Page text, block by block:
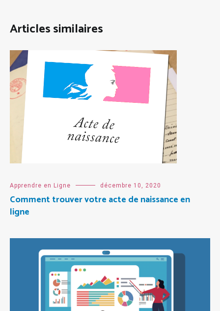
Articles similaires
Apprendre en Ligne décembre 10, 2020
Comment trouver votre acte de naissance en
ligne